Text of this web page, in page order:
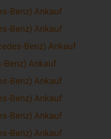
Benz) Ankauf
Benz) Ankauf
Benz) Ankauf
Benz) Ankauf
Benz) Ankauf
Benz) Ankauf
Benz) Ankauf
Benz) Ankauf